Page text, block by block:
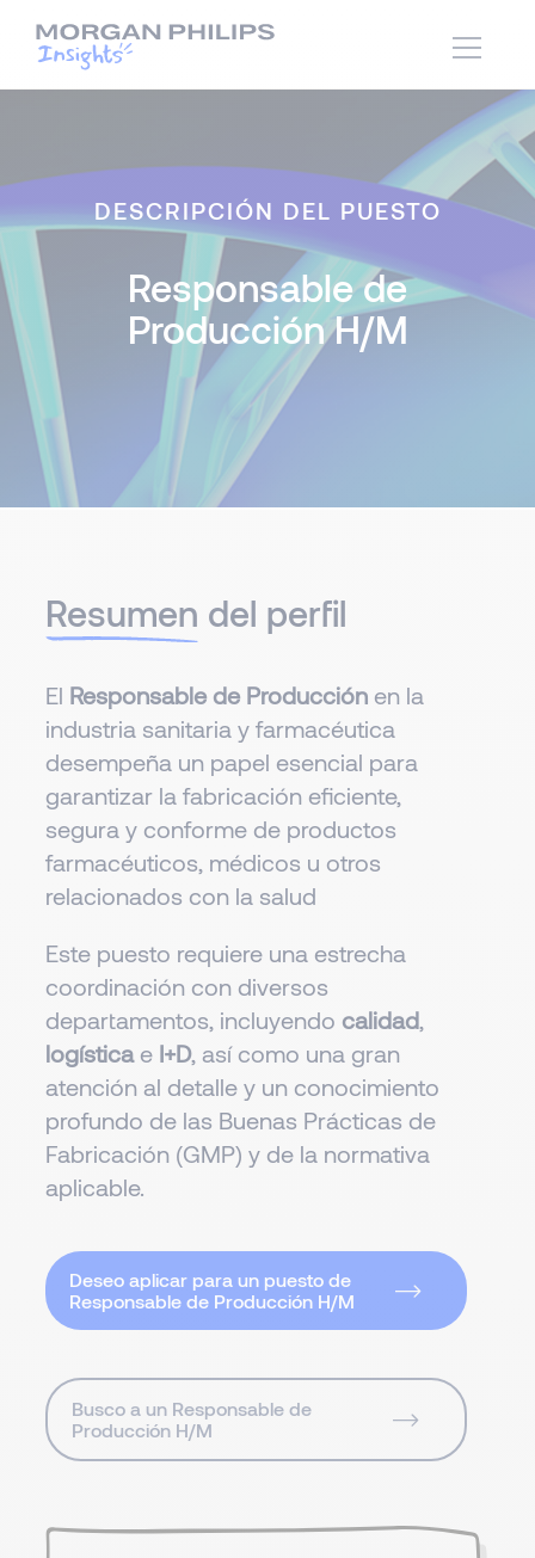
DESCRIPCIÓN DEL PUESTO
Responsable de
Producción H/M
Resumen del perfil
El Responsable de Producciónen la
industria sanitaria y farmacéutica
desempeña un papel esencial para
garantizar la fabricación eficiente,
segura y conforme de productos
farmacéuticos, médicos u otros
relacionados con la salud
Este puesto requiere una estrecha
coordinación con diversos
departamentos, incluyendo calidad,
logísticae I+D, así como una gran
atención al detalle y un conocimiento
profundo de las Buenas Prácticas de
Fabricación (GMP) y de la normativa
aplicable.
Deseo aplicar para un puesto de
Responsable de Producción H/M
Busco a un Responsable de
Producción H/M